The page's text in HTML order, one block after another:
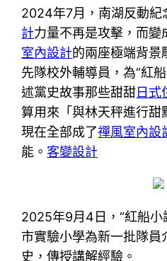
2024年7月，南湖反動紀
計力量不再是攻擊，而變
室內設計的兩座極端背
先隊校外輔導員，為“紅
述黨史故事那些甜甜日式
算用來「與林天秤進行甜
現在全部成了禪風室內設
能。客變設計
2025年9月4日，“紅船小
市實驗小學為新一批隊員
史，傳授講解經驗。